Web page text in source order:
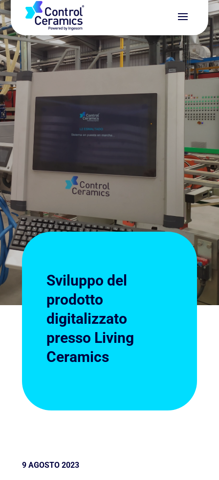
Sviluppo del
prodotto
digitalizzato
presso Living
Ceramics
9 AGOSTO 2023